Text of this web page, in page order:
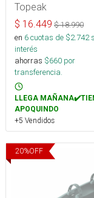
Topeak
$ 16.449 $18.990
en 6cuotas de $2.742
interés
ahorras $660 por
transferencia.
LLEGA
APOQUINDO
+5 Vendidos
20%OFF